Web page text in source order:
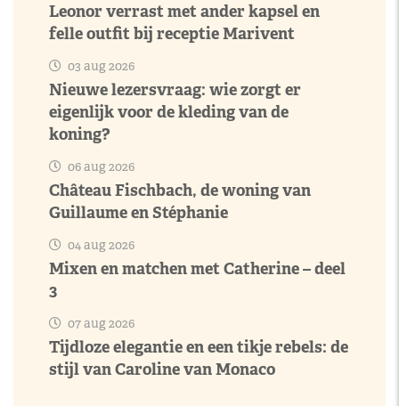
Leonor verrast met ander kapsel en
felle outfit bij receptie Marivent
03 aug 2026
Nieuwe lezersvraag: wie zorgt er
eigenlijk voor de kleding van de
koning?
06 aug 2026
Château Fischbach, de woning van
Guillaume en Stéphanie
04 aug 2026
Mixen en matchen met Catherine – deel
3
07 aug 2026
Tijdloze elegantie en een tikje rebels: de
stijl van Caroline van Monaco